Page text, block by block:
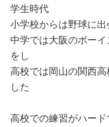
学生時代
小学校からは野球に出
中学では大阪のボー
をし
高校では岡山の関西
した
高校での練習がハー